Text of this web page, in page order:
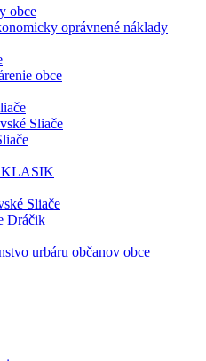
obce
oprávnené náklady
obce
Sliače
KLASIK
Sliače
Dráčik
urbáru občanov obce